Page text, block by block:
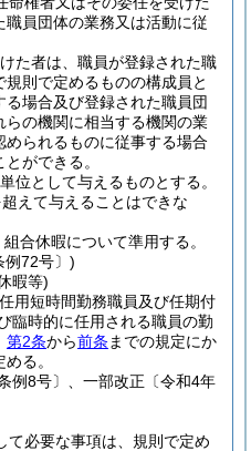
員団体の業務又は活動に従
た者は、職員が登録された職
則で定めるものの構成員と
場合及び登録された職員団
の機関に相当する機関の業
られるものに従事する場合
ができる。
位として与えるものとする。
えて与えることはできな
合休暇について準用する。
例72号〕)
暇等)
用短時間勤務職員及び任期付
臨時的に任用される職員の勤
第2条から前条 までの規定にか
る。
例8号〕、一部改正〔令和4年
て必要な事項は、規則で定め